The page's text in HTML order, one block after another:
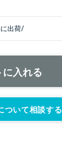
に入れる
ついて相談する